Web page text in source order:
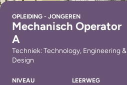
OPLEIDING - JONGEREN
Mechanisch Operator
A
Techniek: Technology, Engineering &
Design
NIVEAU LEERWEG